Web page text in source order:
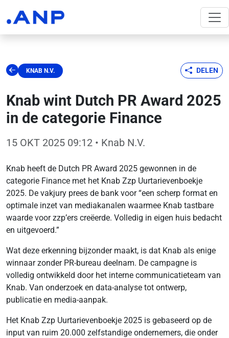
KNAB N.V. DELEN
Knab wint Dutch PR Award 2025
in de categorie Finance
15 OKT 2025 09:12 • Knab N.V.
Knab heeft de Dutch PR Award 2025 gewonnen in de
categorie Finance met het Knab Zzp Uurtarievenboekje
2025. De vakjury prees de bank voor “een scherp format en
optimale inzet van mediakanalen waarmee Knab tastbare
waarde voor zzp’ers creëerde. Volledig in eigen huis bedacht
en uitgevoerd.”
Wat deze erkenning bijzonder maakt, is dat Knab als enige
winnaar zonder PR-bureau deelnam. De campagne is
volledig ontwikkeld door het interne communicatieteam van
Knab. Van onderzoek en data-analyse tot ontwerp,
publicatie en media-aanpak.
Het Knab Zzp Uurtarievenboekje 2025 is gebaseerd op de
input van ruim 20.000 zelfstandige ondernemers, die onder